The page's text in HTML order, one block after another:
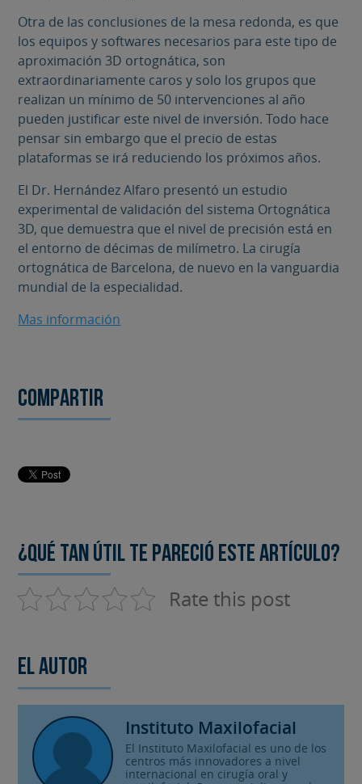
Otra de las conclusiones de la mesa redonda, es que
los equipos y softwares necesarios para este tipo de
aproximación 3D ortognática, son
extraordinariamente caros y solo los grupos que
realizan un mínimo de 50 intervenciones al año
pueden justificar este nivel de inversión. Todo hace
pensar sin embargo que el precio de estas
plataformas se irá reduciendo los próximos años.
El Dr. Hernández Alfaro presentó un estudio
experimental de validación del sistema Ortognática
3D, que demuestra que el nivel de precisión está en
el entorno de décimas de milímetro. La cirugía
ortognática de Barcelona, de nuevo en la vanguardia
mundial de la especialidad.
Mas información
Compartir
¿Qué tan útil te pareció este artículo?
Rate this post
El autor
Instituto Maxilofacial
El Instituto Maxilofacial es uno de los
centros más innovadores a nivel
internacional en cirugía oral y